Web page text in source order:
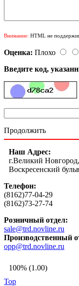
Внимание: HTML не
Оценка: Плохо
Введите код,
Продолжить
Наш Адрес:
г.Великий Новгород,
Воскресенский
Телефон:
(8162)77-04-29
(8162)73-27-74
Розничный отдел:
sale@trd.novline.ru
Производственный
opp@trd.novline.ru
100% (1.00)
Top